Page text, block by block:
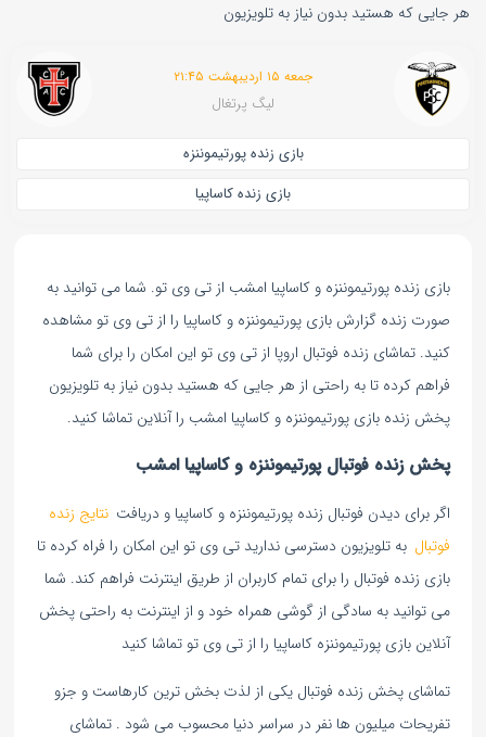
هر جایی که هستید بدون نیاز به تلویزیون
جمعه ۱۵ اردیبهشت ۲۱:۴۵
لیگ پرتغال
بازی زنده پورتیموننزه
بازی زنده کاساپیا
بازی زنده پورتیموننزه و کاساپیا امشب از تی وی تو. شما می توانید به
صورت زنده گزارش بازی پورتیموننزه و کاساپیا را از تی وی تو مشاهده
کنید. تماشای زنده فوتبال اروپا از تی وی تو این امکان را برای شما
فراهم کرده تا به راحتی از هر جایی که هستید بدون نیاز به تلویزیون
پخش زنده بازی پورتیموننزه و کاساپیا امشب را آنلاین تماشا کنید.
پخش زنده فوتبال پورتیموننزه و کاساپیا امشب
اگر برای دیدن فوتبال زنده پورتیموننزه و کاساپیا و دریافت نتایج زنده
فوتبال به تلویزیون دسترسی ندارید تی وی تو این امکان را فراه کرده تا
بازی زنده فوتبال را برای تمام کاربران از طریق اینترنت فراهم کند. شما
می توانید به سادگی از گوشی همراه خود و از اینترنت به راحتی پخش
آنلاین بازی پورتیموننزه کاساپیا را از تی وی تو تماشا کنید
تماشای پخش زنده فوتبال یکی از لذت بخش ترین کارهاست و جزو
تفریحات میلیون ها نفر در سراسر دنیا محسوب می شود . تماشای